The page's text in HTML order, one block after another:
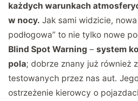
każdych warunkach
w nocy. Jak sami widzicie, nowa
podłogowa” to nie tylko nowe
Blind Spot Warning –system
pola; dobrze znany już również
testowanych przez nas aut.
ostrzeżenie kierowcy o